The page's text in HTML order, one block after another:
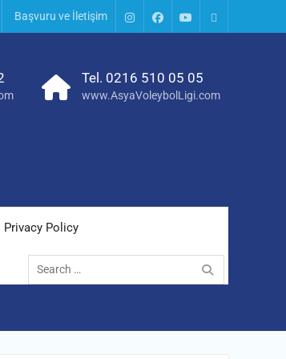
InstagramFacebookYouTube
AVL
Başvuru ve İletişim
Tel. 0216 510 05 05
www.AsyaVoleybolLigi.com
Privacy Policy
Search
for: